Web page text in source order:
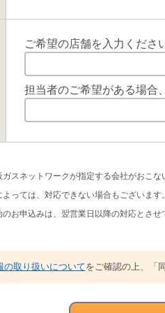
ご希望の店舗を入力くださ
担当者のご希望がある場合
スネットワークが指定する会社がおこな
っては、対応できない場合もございます
お申込みは、翌営業日以降の対応とさせ
の取り扱いについてをご確認の上、「